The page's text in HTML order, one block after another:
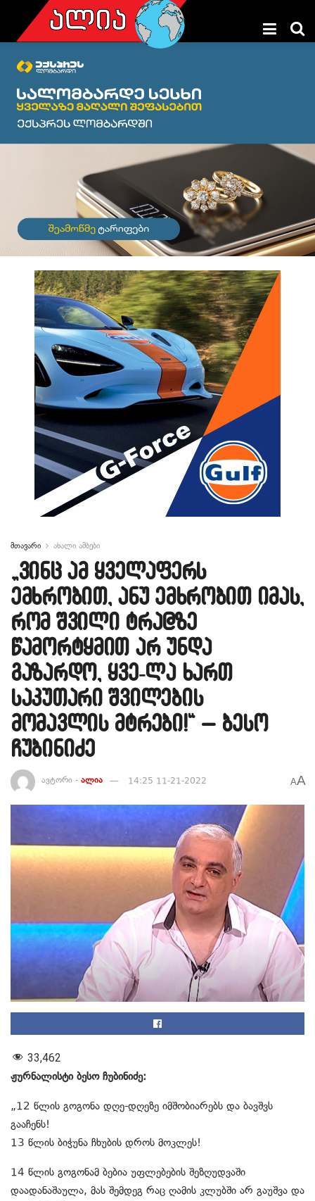
მთავარი ახალი ამბები
„ვინც ამ ყველაფერს
ემხრობით, ანუ ემხრობით იმას,
რომ შვილი ტრა@ზე
წამორტყმით არ უნდა
გაზარდო, ყვე-ლა ხართ
საკუთარი შვილების
მომავლის მტრები!“ – ბესო
ჩუბინიძე
ავტორი - ალია 14:25 11-21-2022 AA
33,462
ჟურნალისტი ბესო ჩუბინიძე:
„12 წლის გოგონა დღე-დღეზე იმშობიარებს და ბავშვს
გააჩენს!
13 წლის ბიჭუნა ჩხუბის დროს მოკლეს!
14 წლის გოგონამ ბებია უფლებების შეზღუდვაში
დაადანაშაულა, მას შემდეგ რაც ღამის კლუბში არ გაუშვა და